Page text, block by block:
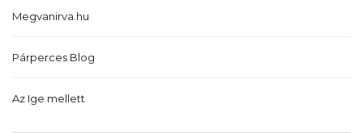
Megvanirva.hu
Párperces Blog
Az Ige mellett